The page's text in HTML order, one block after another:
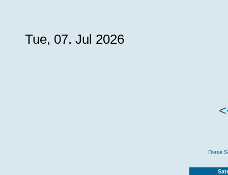
Tue, 07. Jul 2026
Diese S